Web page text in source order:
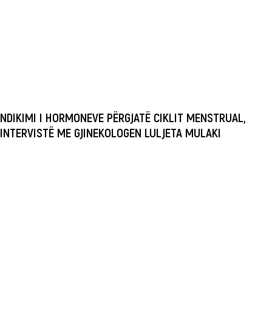
NDIKIMI I HORMONEVE PËRGJATË CIKLIT MENSTRUAL,
INTERVISTË ME GJINEKOLOGEN LULJETA MULAKI